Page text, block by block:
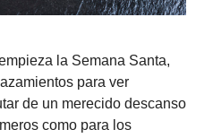
la Semana Santa,
para ver
de un merecido descanso
como para los